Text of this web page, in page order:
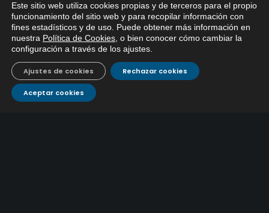
2026
9 julio, 2026
Caracterización ZA Córdoba Red Carrera Caballo-1º
9 julio, 2026
Caracterización ZA Medina Azahara-1º Sem 2026
Este sitio web utiliza cookies propias y de terceros para el propio
funcionamiento del sitio web y para recopilar información con
fines estadísticos y de uso. Puede obtener más información en
nuestra Política de Cookies , o bien conocer cómo cambiar la
configuración a través de los ajustes
Aceptar cookies
Rechazar cookies
Ajustes de cookies
Si tiene cualquier duda sobre
EMACSA, haga click abajo.